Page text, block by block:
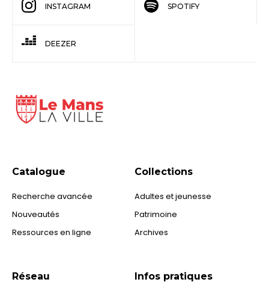
INSTAGRAM
DEEZER
SPOTIFY
Catalogue
Recherche avancée
Nouveautés
Ressources en ligne
Collections
Adultes et jeunesse
Patrimoine
Archives
Réseau Infos pratiques